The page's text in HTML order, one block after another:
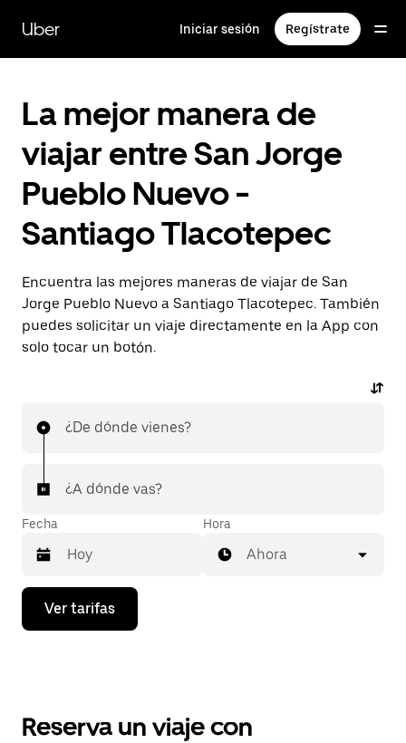
contenido
principal
Uber Iniciar sesión Regístrate
La mejor manera de
viajar entre San Jorge
Pueblo Nuevo -
Santiago Tlacotepec
Encuentra las mejores maneras de viajar de San
Jorge Pueblo Nuevo a Santiago Tlacotepec. También
puedes solicitar un viaje directamente en la App con
solo tocar un botón.
¿De dónde vienes?
¿A dónde vas?
Fecha
Presiona
flecha
el
Hora
Ahora
Ver tarifas
Reserva un viaje con